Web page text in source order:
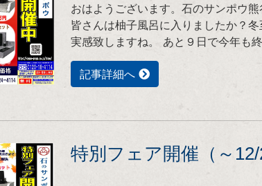
おはようございます。石のサンポウ
皆さんは柚子風呂に入りましたか？
実感致しますね。 あと９日で今年も
記事詳細へ
特別フェア開催（～12/